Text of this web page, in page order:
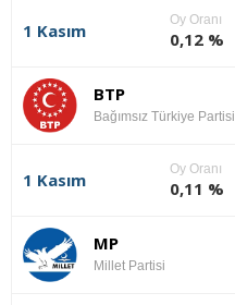
1 Kasım
Oy Oranı
0,12 %
BTP
Bağımsız Türkiye Partisi
1 Kasım
Oy Oranı
0,11 %
MP
Millet Partisi